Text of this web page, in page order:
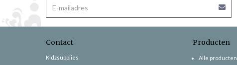
Contact
Kidzsupplies
Producten
Alle producten